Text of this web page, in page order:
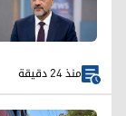
منذ 24 دقيقة